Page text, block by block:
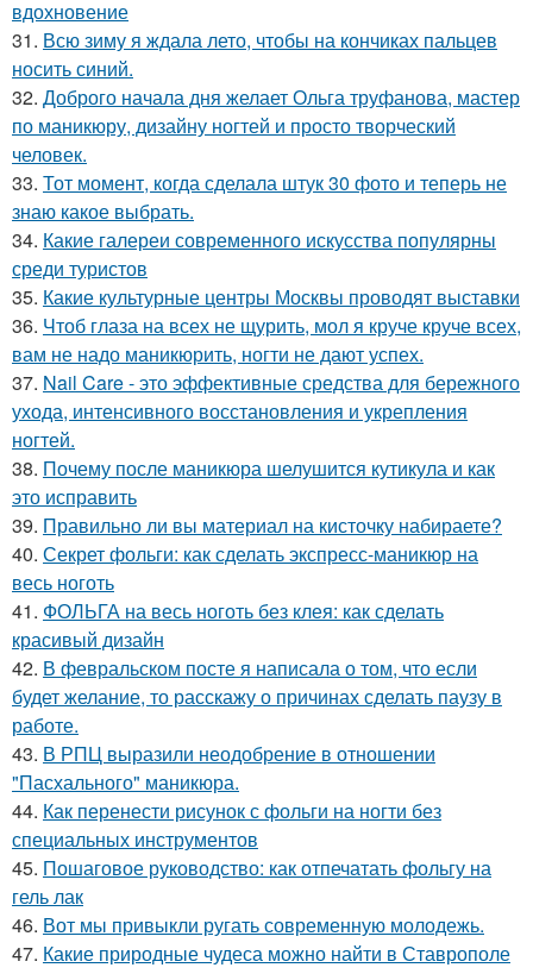
вдохновение
31. Всю зиму я ждала лето, чтобы на кончиках пальцев
носить синий.
32. Доброго начала дня желает Ольга труфанова, мастер
по маникюру, дизайну ногтей и просто творческий
человек.
33. Тот момент, когда сделала штук 30 фото и теперь не
знаю какое выбрать.
34. Какие галереи современного искусства популярны
среди туристов
35. Какие культурные центры Москвы проводят выставки
36. Чтоб глаза на всех не щурить, мол я круче круче всех,
вам не надо маникюрить, ногти не дают успех.
37. Nail Care - это эффективные средства для бережного
ухода, интенсивного восстановления и укрепления
ногтей.
38. Почему после маникюра шелушится кутикула и как
это исправить
39. Правильно ли вы материал на кисточку набираете?
40. Секрет фольги: как сделать экспресс-маникюр на
весь ноготь
41. ФОЛЬГА на весь ноготь без клея: как сделать
красивый дизайн
42. В февральском посте я написала о том, что если
будет желание, то расскажу о причинах сделать паузу в
работе.
43. В РПЦ выразили неодобрение в отношении
"Пасхального" маникюра.
44. Как перенести рисунок с фольги на ногти без
специальных инструментов
45. Пошаговое руководство: как отпечатать фольгу на
гель лак
46. Вот мы привыкли ругать современную молодежь.
47. Какие природные чудеса можно найти в Ставрополе